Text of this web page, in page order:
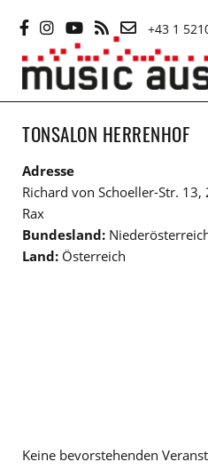
Inhalt
springen
+43 1
TONSALON HERRENHOF
Adresse
Richard von Schoeller-Str.
Rax
Bundesland:
Land: Österreich
Keine bevorstehenden